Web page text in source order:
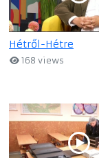
Hétről-Hétre
168 views